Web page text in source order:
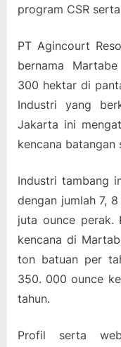
program CSR
PT Agincourt
bernama
300 hektar di
Industri yang
Jakarta ini
kencana batangan
Industri tambang
dengan jumlah 7,
juta ounce perak.
kencana di
ton batuan per
350. 000 ounce
tahun.
Profil serta